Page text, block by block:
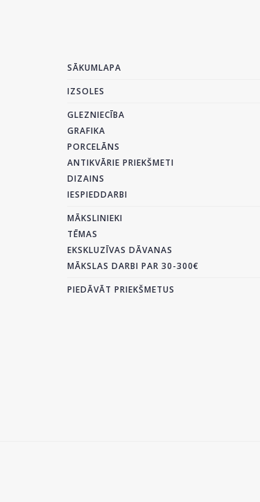
SĀKUMLAPA
IZSOLES
GLEZNIECĪBA
GRAFIKA
PORCELĀNS
ANTIKVĀRIE PRIEKŠMETI
DIZAINS
IESPIEDDARBI
MĀKSLINIEKI
TĒMAS
EKSKLUZĪVAS DĀVANAS
MĀKSLAS DARBI PAR 30-300€
PIEDĀVĀT PRIEKŠMETUS